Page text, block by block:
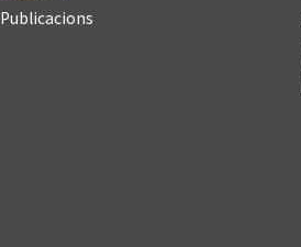
Publicacions